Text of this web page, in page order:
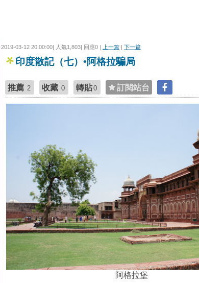
2019-03-12 20:00:00| 人氣1,803| 回應0 | 上一篇 | 下一篇
印度散記（七）•阿格拉騙局
推薦 2 收藏 0 轉貼0 訂閱站台
阿格拉堡